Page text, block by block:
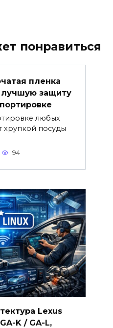
понравиться
пленка
лучшую защиту
любых
хрупкой посуды
94
Lexus
K / GA-L,